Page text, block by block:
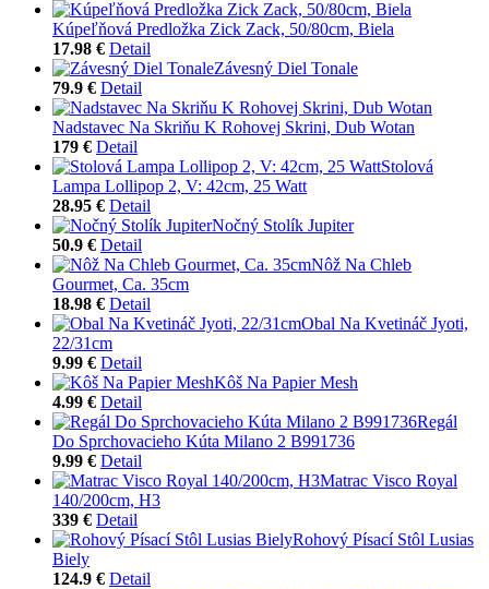
Kúpeľňová Predložka Zick Zack, 50/80cm, Biela
17.98 € Detail
Závesný Diel Tonale
79.9 € Detail
Nadstavec Na Skriňu K Rohovej Skrini, Dub Wotan
179 € Detail
Stolová
Lampa Lollipop 2, V: 42cm, 25 Watt
28.95 € Detail
Nočný Stolík Jupiter
50.9 € Detail
Nôž Na Chleb
Gourmet, Ca. 35cm
18.98 € Detail
Obal Na Kvetináč Jyoti,
22/31cm
9.99 € Detail
Kôš Na Papier Mesh
4.99 € Detail
Regál
Do Sprchovacieho Kúta Milano 2 B991736
9.99 € Detail
Matrac Visco Royal
140/200cm, H3
339 € Detail
Rohový Písací Stôl Lusias
Biely
124.9 € Detail